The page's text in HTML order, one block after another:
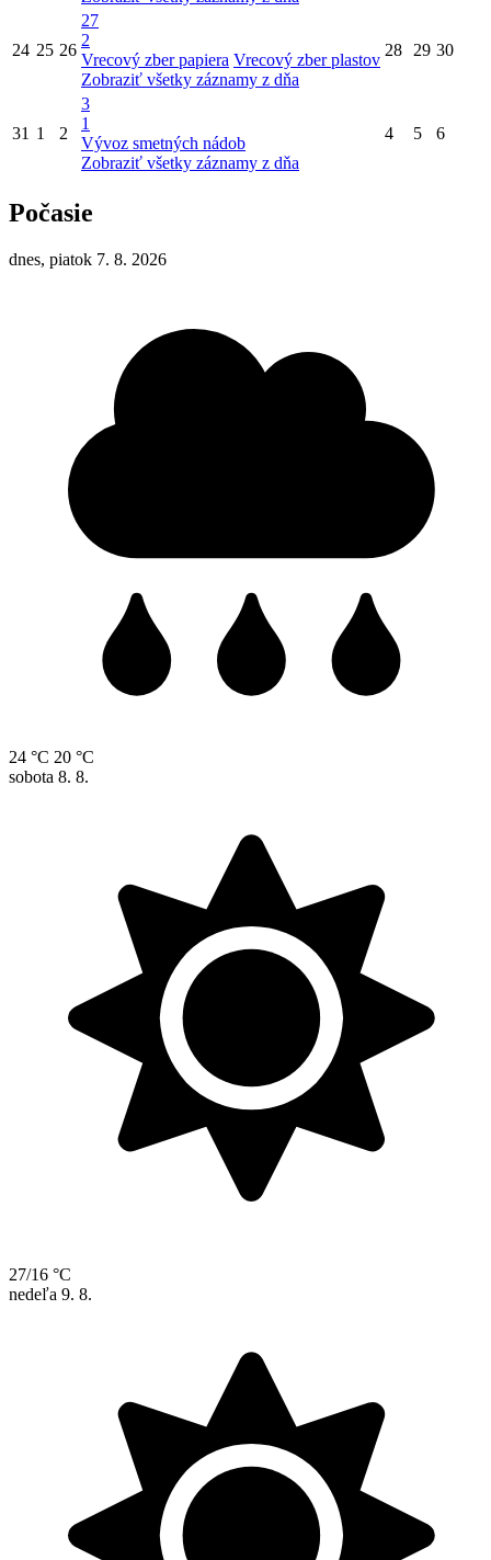
24 25 26
27
2
Vrecový zber papiera Vrecový zber plastov
Zobraziť všetky záznamy z dňa
28 29 30
31 1 2
3
1
Vývoz smetných nádob
Zobraziť všetky záznamy z dňa
4 5 6
Počasie
dnes, piatok 7. 8. 2026
24 °C 20 °C
sobota 8. 8.
27/16 °C
nedeľa 9. 8.